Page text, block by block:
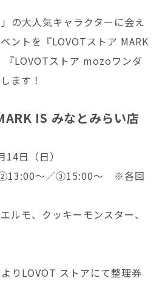
の大人気キャラクターに会え
ントを『LOVOTストア MARK
『LOVOTストア mozoワンダ
ます！
IS みなとみらい店
日（日）
～／③15:00～ ※各回
ルモ、クッキーモンスター、
りLOVOT ストアにて整理券